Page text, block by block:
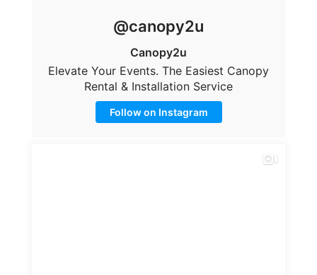
@canopy2u
Canopy2u
Elevate Your Events. The Easiest Canopy
Rental & Installation Service
Follow on Instagram